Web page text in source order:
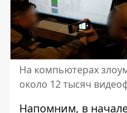
На компьютерах
около 12 тысяч
Напомним, в